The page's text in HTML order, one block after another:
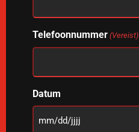
Telefoonnummer (Vereist)
Datum
MM